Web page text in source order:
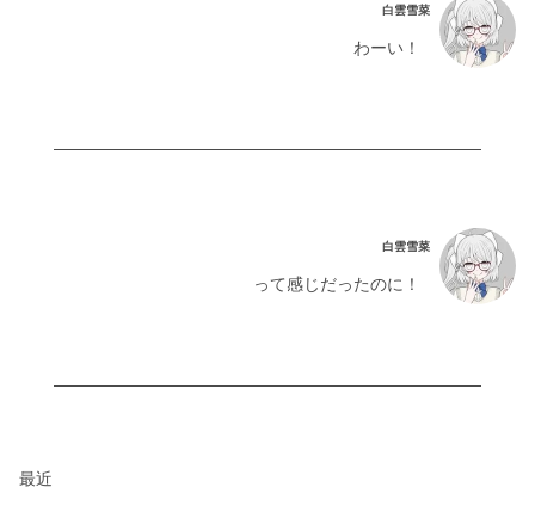
白雲雪菜
わーい！
白雲雪菜
って感じだったのに！
最近